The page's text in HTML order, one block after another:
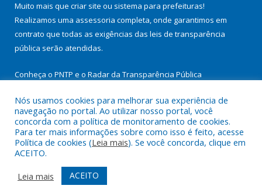
Muito mais que criar site ou sistema para prefeituras!
Realizamos uma assessoria completa, onde garantimos em
contrato que todas as exigências das leis de transparência
pública serão atendidas.
Conheça o PNTP e o Radar da Transparência Pública
Todos os direitos reservados a Prefeitura Municipal de
Itupiranga.
Mapa do Site
Acessar Área Administrativa
Acessar Webmail
Nós usamos cookies para melhorar sua experiência de
navegação no portal. Ao utilizar nosso portal, você
concorda com a política de monitoramento de cookies.
Para ter mais informações sobre como isso é feito, acesse
Política de cookies (Leia mais). Se você concorda, clique em
ACEITO.
Leia mais
ACEITO